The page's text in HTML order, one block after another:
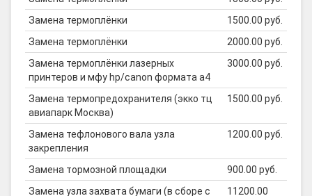
Замена термоплёнки
1500.00 руб.
Замена термоплёнки
2000.00 руб.
Замена термоплёнки лазерных
принтеров и мфу hp/canon формата а4
3000.00 руб.
Замена термопредохранителя (экко тц
авиапарк Москва)
1500.00 руб.
Замена тефлонового вала узла
закрепления
1200.00 руб.
Замена тормозной площадки
900.00 руб.
Замена узла захвата бумаги (в сборе с
11200.00